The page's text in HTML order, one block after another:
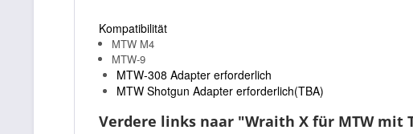
Kompatibilität
MTW M4
MTW-9
MTW-308 Adapter erforderlich
MTW Shotgun Adapter erforderlich(TBA)
Verdere links naar "Wraith X für MTW mit